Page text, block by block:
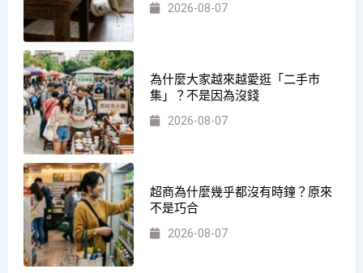
2026-08-07
為什麼大家越來越愛逛「二手市
集」？不是因為沒錢
2026-08-07
超商為什麼幾乎都沒有時鐘？原來
不是巧合
2026-08-07